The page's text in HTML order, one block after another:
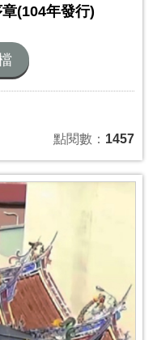
(104年發行)
點閱數： 1457